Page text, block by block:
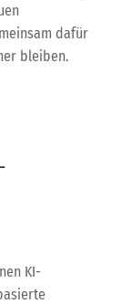
dafür
bleiben.
KI-